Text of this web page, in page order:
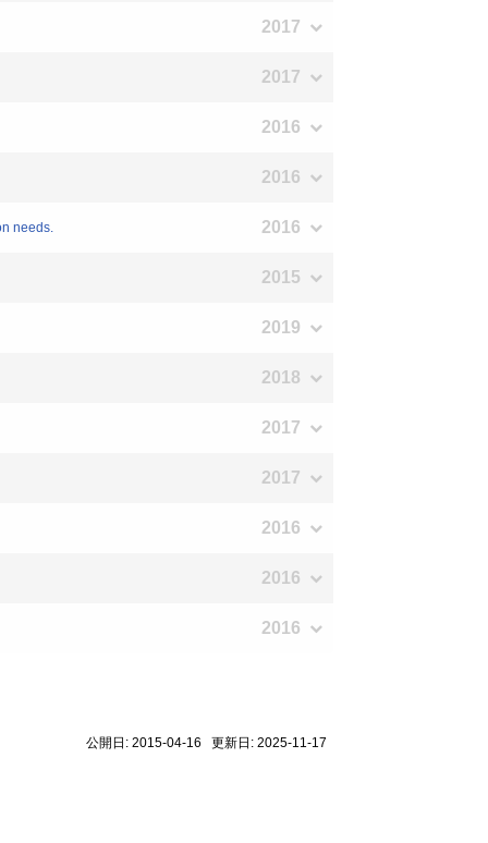
2017
2017
2016
2016
needs. 2016
2015
2019
2018
2017
2017
2016
2016
2016
公開日: 2015-04-16 更新日: 2025-11-17